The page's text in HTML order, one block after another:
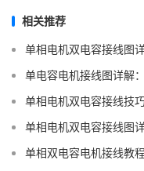
相关推荐
单相电机双电容接线图
单电容电机接线图详解
单相电机双电容接线技
单相电机双电容接线图
单相双电容电机接线教